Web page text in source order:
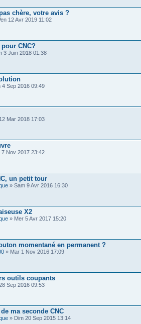
chère, votre avis ?
12 Avr 2019 11:02
CNC?
3 Juin 2018 01:38
4 Sep 2016 09:49
Mar 2018 17:03
7 Nov 2017 23:42
un petit tour
» Sam 9 Avr 2016 16:30
X2
» Mer 5 Avr 2017 15:20
momentané en permanent ?
» Mar 1 Nov 2016 17:09
outils coupants
Sep 2016 09:53
ma seconde CNC
» Dim 20 Sep 2015 13:14